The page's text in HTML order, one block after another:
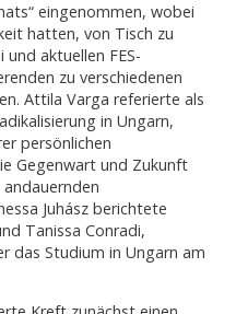
eingenommen, wobei
hatten, von Tisch zu
aktuellen FES-
zu verschiedenen
Attila Varga referierte als
in Ungarn,
persönlichen
Gegenwart und Zukunft
Juhász berichtete
Tanissa Conradi,
das Studium in Ungarn am